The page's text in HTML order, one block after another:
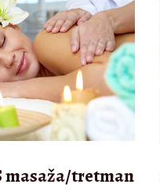
masaža/tretman